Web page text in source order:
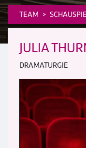
TEAM
JULIA
DRAMATURGIE